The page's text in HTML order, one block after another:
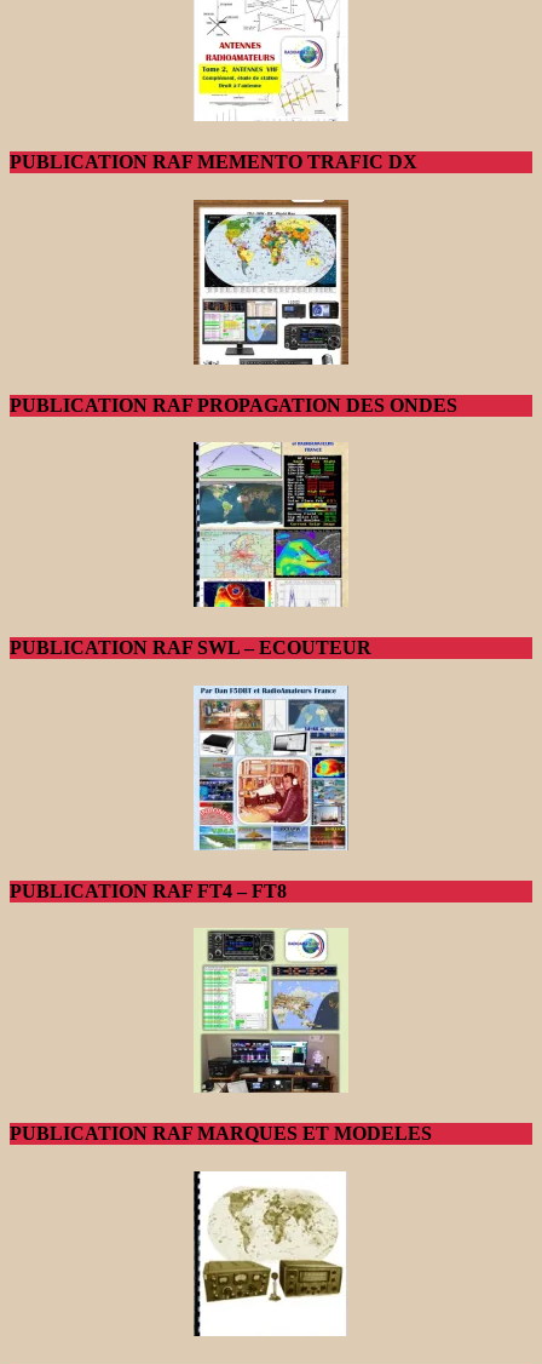
PUBLICATION RAF MEMENTO TRAFIC DX
PUBLICATION RAF PROPAGATION DES ONDES
PUBLICATION RAF SWL – ECOUTEUR
PUBLICATION RAF FT4 – FT8
PUBLICATION RAF MARQUES ET MODELES